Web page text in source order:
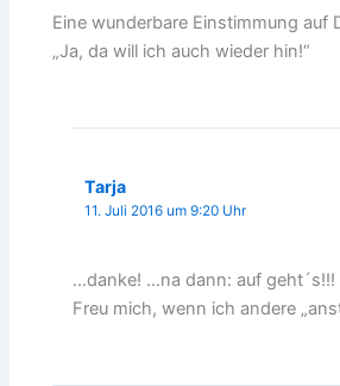
Eine wunderbare Einstimmung auf
„Ja, da will ich auch wieder hin!“
Tarja
11. Juli 2016 um 9:20 Uhr
…danke! …na dann: auf geht´s!!!
Freu mich, wenn ich andere